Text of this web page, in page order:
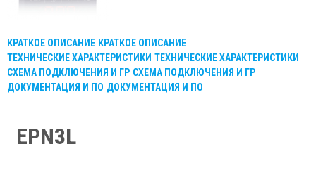
КРАТКОЕ ОПИСАНИЕ КРАТКОЕ ОПИСАНИЕ
ТЕХНИЧЕСКИЕ ХАРАКТЕРИСТИКИ ТЕХНИЧЕСКИЕ ХАРАКТЕРИСТИКИ
СХЕМА ПОДКЛЮЧЕНИЯ И ГР СХЕМА ПОДКЛЮЧЕНИЯ И ГР
ДОКУМЕНТАЦИЯ И ПО ДОКУМЕНТАЦИЯ И ПО
EPN3L